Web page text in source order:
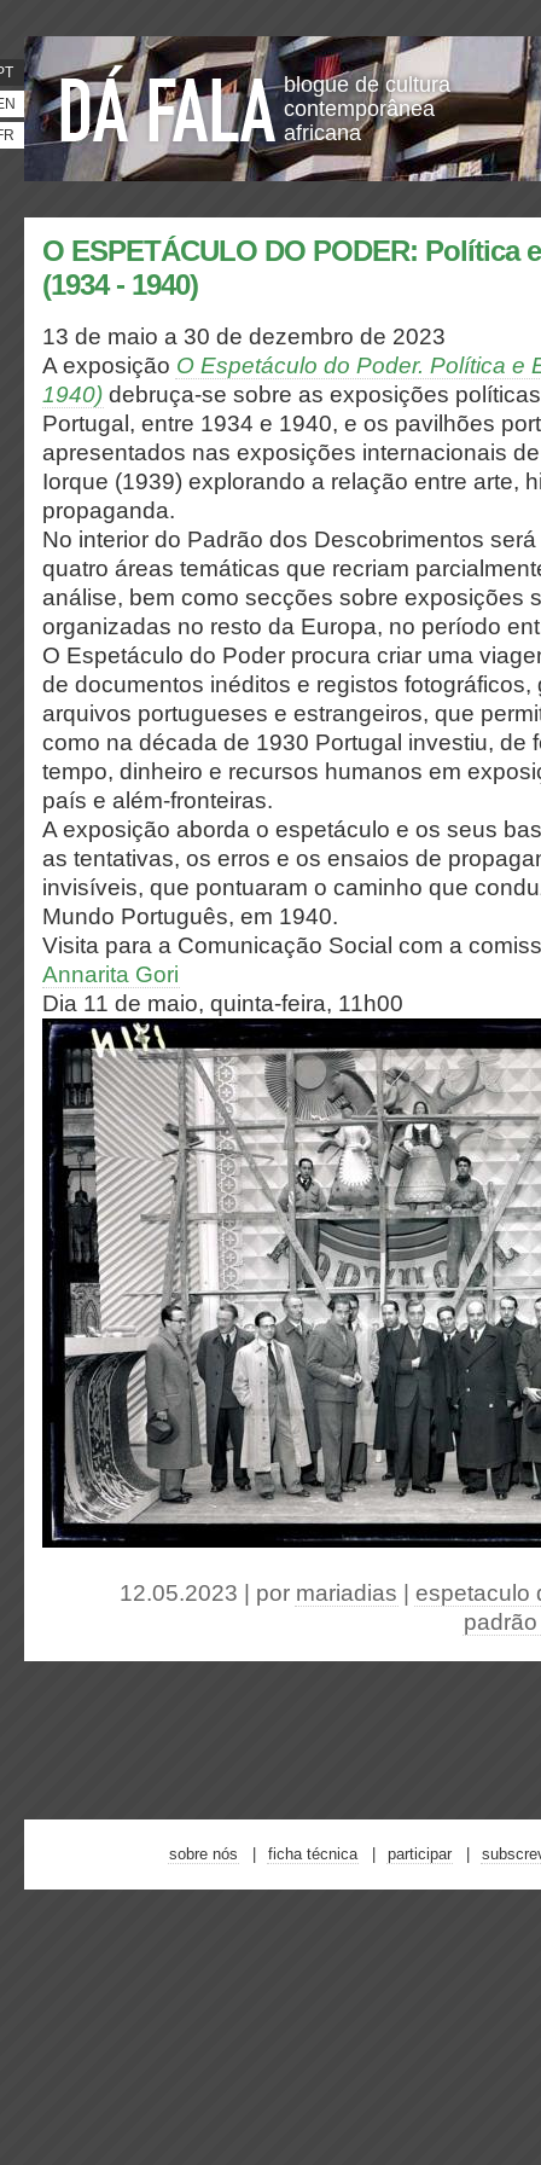
blogue de cultura
contemporânea
africana
O ESPETÁCULO DO PODER: Política
(1934 - 1940)
13 de maio a 30 de dezembro de 2023
A exposição O Espetáculo do Poder. Política e
1940) debruça-se sobre as exposições
Portugal, entre 1934 e 1940, e os pavilhões
apresentados nas exposições internacionais
Iorque (1939) explorando a relação entre arte,
propaganda.
No interior do Padrão dos Descobrimentos
quatro áreas temáticas que recriam
análise, bem como secções sobre exposições
organizadas no resto da Europa, no período
O Espetáculo do Poder procura criar uma
de documentos inéditos e registos fotográficos,
arquivos portugueses e estrangeiros, que
como na década de 1930 Portugal investiu, de
tempo, dinheiro e recursos humanos em
país e além-fronteiras.
A exposição aborda o espetáculo e os seus
as tentativas, os erros e os ensaios de
invisíveis, que pontuaram o caminho que
Mundo Português, em 1940.
Visita para a Comunicação Social com a
Annarita Gori
Dia 11 de maio, quinta-feira, 11h00
12.05.2023 | por mariadias
espetaculo
sobre nós ficha técnica participar